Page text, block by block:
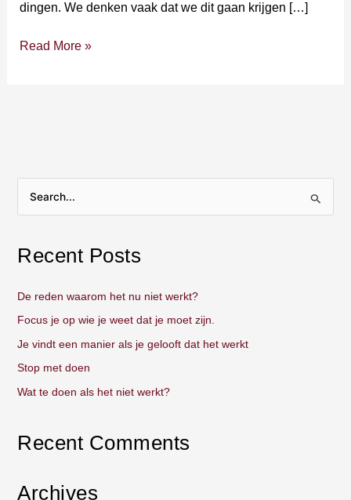
dingen. We denken vaak dat we dit gaan krijgen […]
Read More »
r
f
o
r
:
Recent Posts
De reden waarom het nu niet werkt?
Focus je op wie je weet dat je moet zijn.
Je vindt een manier als je gelooft dat het werkt
Stop met doen
Wat te doen als het niet werkt?
Recent Comments
Archives